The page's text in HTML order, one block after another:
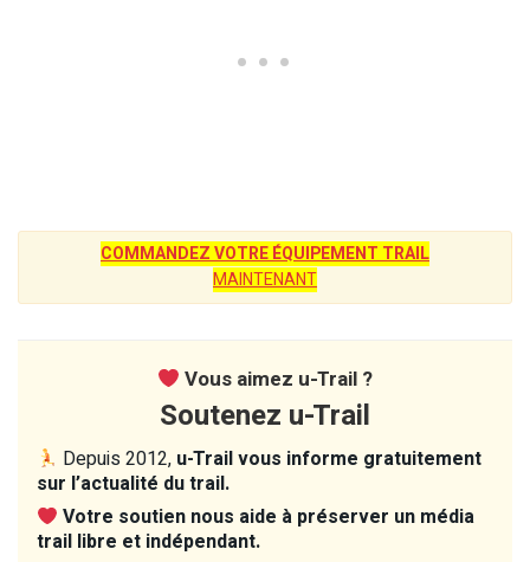
COMMANDEZ VOTRE ÉQUIPEMENT TRAIL
MAINTENANT
Vous aimez u-Trail ?
Soutenez u-Trail
Depuis 2012, u-Trail vous informe gratuitement
sur l’actualité du trail.
Votre soutien nous aide à préserver un média
trail libre et indépendant.